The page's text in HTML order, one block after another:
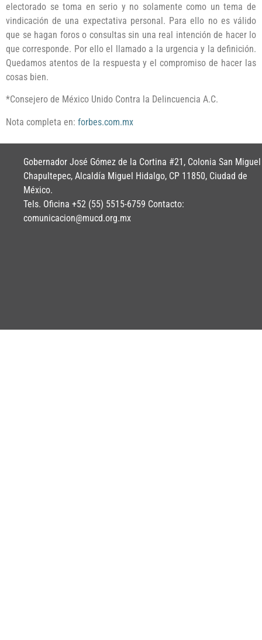
electorado se toma en serio y no solamente como un tema de
vindicación de una expectativa personal. Para ello no es válido
que se hagan foros o consultas sin una real intención de hacer lo
que corresponde. Por ello el llamado a la urgencia y la definición.
Quedamos atentos de la respuesta y el compromiso de hacer las
cosas bien.
*Consejero de México Unido Contra la Delincuencia A.C.
Nota completa en: forbes.com.mx
Gobernador José Gómez de la Cortina #21, Colonia San Miguel
Chapultepec, Alcaldía Miguel Hidalgo, CP 11850, Ciudad de
México.
Tels. Oficina +52 (55) 5515-6759 Contacto:
comunicacion@mucd.org.mx